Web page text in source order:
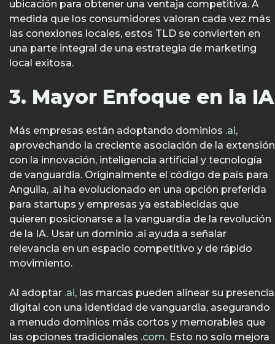
ubicación para obtener una ventaja competitiva. A
medida que los consumidores valoran cada vez más
las conexiones locales, estos TLD se convierten en
una parte integral de una estrategia de marketing
local exitosa.
3. Mayor Enfoque en la IA
Más empresas están adoptando dominios .ai,
aprovechando la creciente asociación de la extensión
con la innovación, inteligencia artificial y tecnología
de vanguardia. Originalmente el código de país para
Anguila, .ai ha evolucionado en una opción preferida
para startups y empresas ya establecidas que
quieren posicionarse a la vanguardia de la revolución
de la IA. Usar un dominio .ai ayuda a señalar
relevancia en un espacio competitivo y de rápido
movimiento.
Al adoptar .ai, las marcas pueden alinear su presencia
digital con una identidad de vanguardia, asegurando
a menudo dominios más cortos y memorables que
las opciones tradicionales .com. Esto no solo mejora